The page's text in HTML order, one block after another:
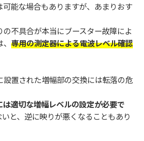
可能な場合もありますが、あまりおす
不具合が本当にブースター故障によ
専用の測定器による電波レベル確認
設置された増幅部の交換には転落の危
は適切な増幅レベルの設定が必要で
と、逆に映りが悪くなることもあり